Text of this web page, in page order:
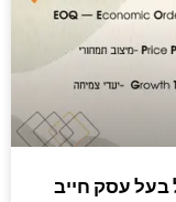
בעל עסק חייב